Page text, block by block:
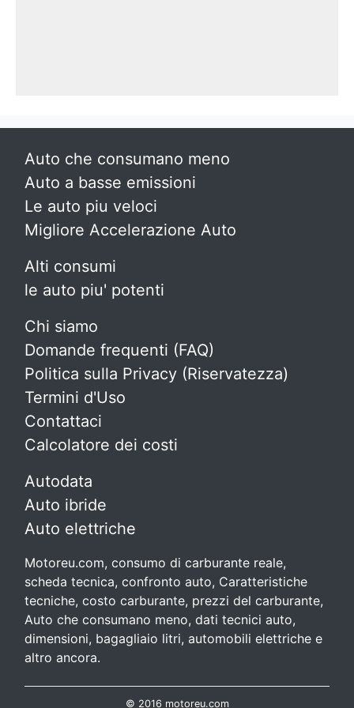
Auto che consumano meno
Auto a basse emissioni
Le auto piu veloci
Migliore Accelerazione Auto
Alti consumi
le auto piu' potenti
Chi siamo
Domande frequenti (FAQ)
Politica sulla Privacy (Riservatezza)
Termini d'Uso
Contattaci
Calcolatore dei costi
Autodata
Auto ibride
Auto elettriche
Motoreu.com, consumo di carburante reale,
scheda tecnica, confronto auto, Caratteristiche
tecniche, costo carburante, prezzi del carburante,
Auto che consumano meno, dati tecnici auto,
dimensioni, bagagliaio litri, automobili elettriche e
altro ancora.
© 2016 motoreu.com